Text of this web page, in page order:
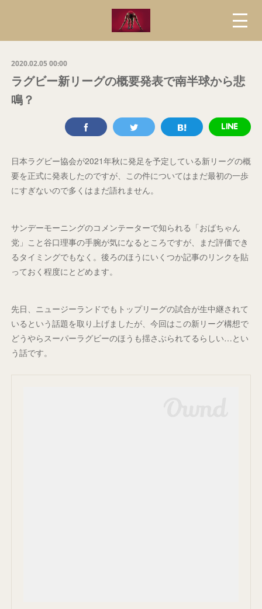
2020.02.05 00:00
ラグビー新リーグの概要発表で南半球から悲
鳴？
日本ラグビー協会が2021年秋に発足を予定している新リーグの概
要を正式に発表したのですが、この件についてはまだ最初の一歩
にすぎないので多くはまだ語れません。
サンデーモーニングのコメンテーターで知られる「おばちゃん
党」こと谷口理事の手腕が気になるところですが、まだ評価でき
るタイミングでもなく。後ろのほうにいくつか記事のリンクを貼
っておく程度にとどめます。
先日、ニュージーランドでもトップリーグの試合が生中継されて
いるという話題を取り上げましたが、今回はこの新リーグ構想で
どうやらスーパーラグビーのほうも揺さぶられてるらしい…とい
う話です。